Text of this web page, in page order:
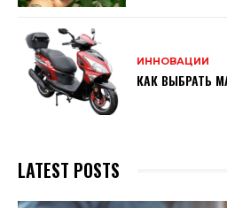
ИННОВАЦИИ
КАК ВЫБРАТЬ
LATEST POSTS